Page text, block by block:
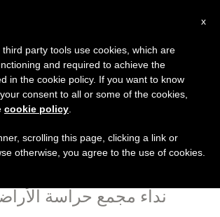
ان السلام في
يتطلب تبديل "القلوب
قلوب من لحم"
نداء مجمع حراسة
x
party tools use cookies, which are
and required to achieve the
in the cookie policy. If you want to know
consent to all or some of the cookies,
cookie policy
scrolling this page, clicking a link or
otherwise, you agree to the use of cookies.